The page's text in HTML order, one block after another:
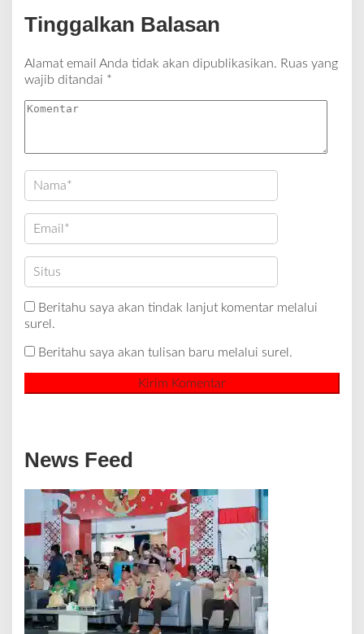
Tinggalkan Balasan
Alamat email Anda tidak akan dipublikasikan. Ruas yang
wajib ditandai *
Beritahu saya akan tindak lanjut komentar melalui
surel.
Beritahu saya akan tulisan baru melalui surel.
News Feed